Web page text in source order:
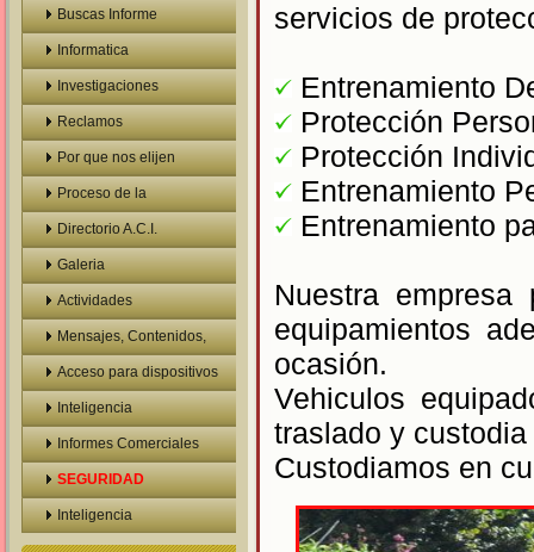
VEHICULOS
Buscas Informe
Prelaboral
Informatica
Investigaciones
Reclamos
Por que nos elijen
Proceso de la
Investigacion
Directorio A.C.I.
Galeria
Actividades
Confidenciales
Mensajes, Contenidos,
Mails
Acceso para dispositivos
moviles
Inteligencia
Informes Comerciales
Personales
SEGURIDAD
Inteligencia
servicios de
Entrenamiento
Protección
Protección
Entrenamiento
Entrenamiento
Nuestra
equipamientos
ocasión.
Vehiculos
traslado y
Custodiamos en